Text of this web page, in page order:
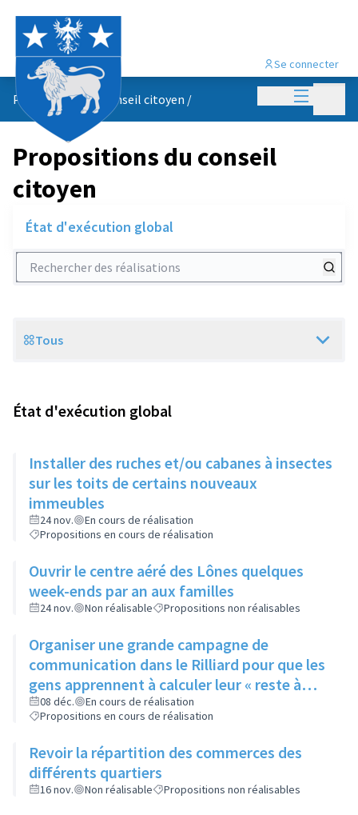
Menu
Se connecter
Propositions du conseil citoyen /
Propositions du conseil
citoyen
État d'exécution global
Rechercher des réalisations
Scope
Tous
État d'exécution global
Installer des ruches et/ou cabanes à insectes
sur les toits de certains nouveaux
immeubles
24 nov.
En cours de réalisation
Propositions en cours de réalisation
Ouvrir le centre aéré des Lônes quelques
week-ends par an aux familles
24 nov. Non réalisable Propositions non réalisables
Organiser une grande campagne de
communication dans le Rilliard pour que les
gens apprennent à calculer leur « reste à
vivre »
08 déc.
En cours de réalisation
Propositions en cours de réalisation
Revoir la répartition des commerces des
différents quartiers
16 nov. Non réalisable Propositions non réalisables